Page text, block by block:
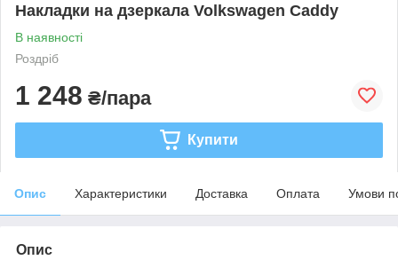
Накладки на дзеркала Volkswagen Caddy
В наявності
Роздріб
1 248 ₴/пара
Купити
Опис Характеристики Доставка Оплата Умови
Опис